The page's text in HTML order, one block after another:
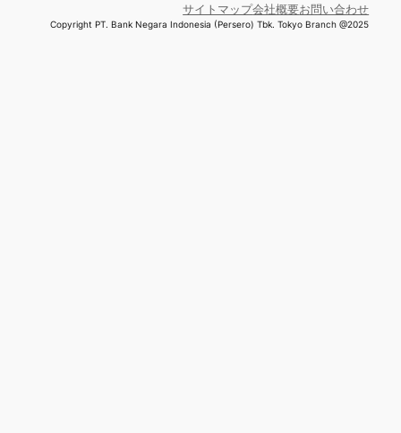
サイトマップ会社概要お問い合わせ
Copyright PT. Bank Negara Indonesia (Persero) Tbk. Tokyo Branch @2025